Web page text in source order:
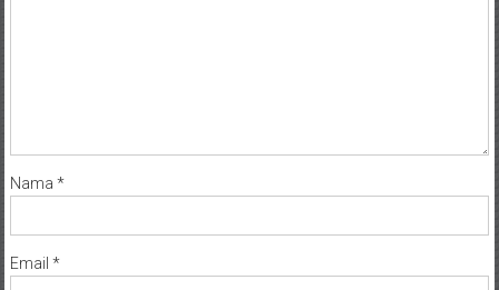
Nama *
Email *